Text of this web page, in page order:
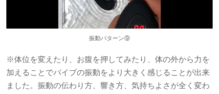
振動パターン⑨
※体位を変えたり、お腹を押してみたり、体の外から力を
加えることでバイブの振動をより大きく感じることが出来
ました。振動の伝わり方、響き方、気持ちよさが全く変わ